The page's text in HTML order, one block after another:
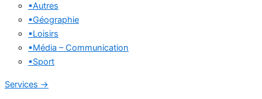
▪Autres
▪Géographie
▪Loisirs
▪Média – Communication
▪Sport
Services →